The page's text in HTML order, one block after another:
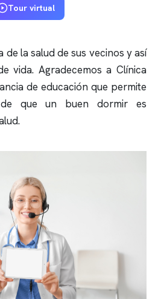
Tour virtual
la salud de sus vecinos y así
vida. Agradecemos a Clínica
de educación que permite
de que un buen dormir es